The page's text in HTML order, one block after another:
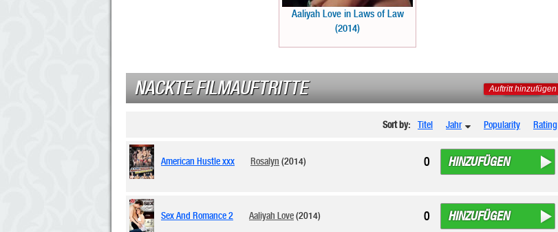
Aaliyah Love in Laws of Law
(2014)
NACKTE FILMAUFTRITTE Auftritt hinzufügen
Sort by: Titel Jahr Popularity Rating
American Hustle xxx Rosalyn (2014) HINZUFÜGEN
0
Sex And Romance 2 Aaliyah Love(2014) HINZUFÜGEN
0